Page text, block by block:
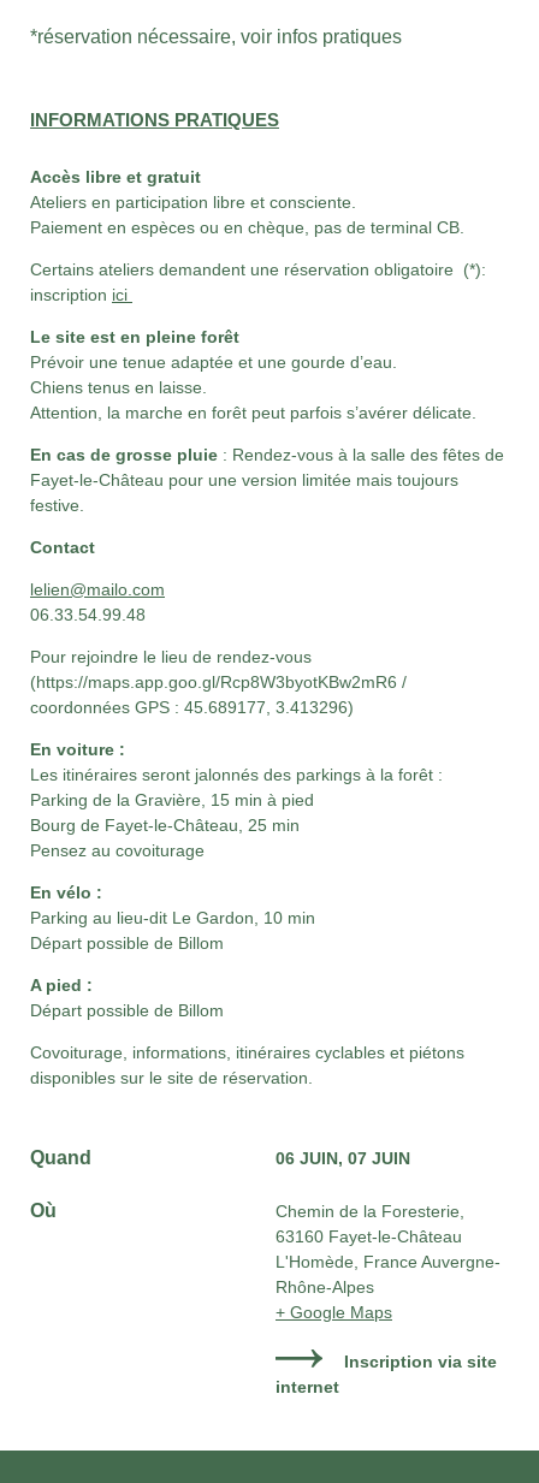
*réservation nécessaire, voir infos pratiques
INFORMATIONS PRATIQUES
Accès libre et gratuit
Ateliers en participation libre et consciente.
Paiement en espèces ou en chèque, pas de terminal CB.
Certains ateliers demandent une réservation obligatoire (*):
inscription ici
Le site est en pleine forêt
Prévoir une tenue adaptée et une gourde d’eau.
Chiens tenus en laisse.
Attention, la marche en forêt peut parfois s’avérer délicate.
En cas de grosse pluie : Rendez-vous à la salle des fêtes de
Fayet-le-Château pour une version limitée mais toujours
festive.
Contact
lelien@mailo.com
06.33.54.99.48
Pour rejoindre le lieu de rendez-vous
(https://maps.app.goo.gl/Rcp8W3byotKBw2mR6 /
coordonnées GPS : 45.689177, 3.413296)
En voiture :
Les itinéraires seront jalonnés des parkings à la forêt :
Parking de la Gravière, 15 min à pied
Bourg de Fayet-le-Château, 25 min
Pensez au covoiturage
En vélo :
Parking au lieu-dit Le Gardon, 10 min
Départ possible de Billom
A pied :
Départ possible de Billom
Covoiturage, informations, itinéraires cyclables et piétons
disponibles sur le site de réservation.
Quand 06 JUIN 07 JUIN
Où
Chemin de la Foresterie,
63160 Fayet-le-Château
L'Homède, France Auvergne-
Rhône-Alpes
+ Google Maps
Inscription via site
internet